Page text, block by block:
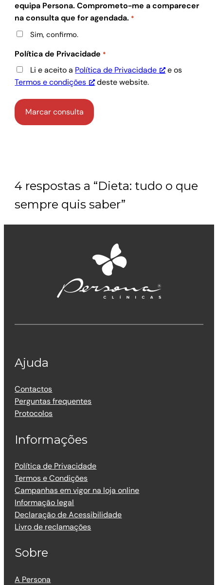
equipa Persona. Comprometo-me a comparecer
na consulta que for agendada. *
Sim, confirmo.
Política de Privacidade *
Li e aceito a Política de Privacidade
e os
Termos e condições
deste website.
4 respostas a “Dieta: tudo o que
sempre quis saber”
Ajuda
Contactos
Perguntas frequentes
Protocolos
Informações
Política de Privacidade
Termos e Condições
Campanhas em vigor na loja online
Informação legal
Declaração de Acessibilidade
Livro de reclamações
Sobre
A Persona